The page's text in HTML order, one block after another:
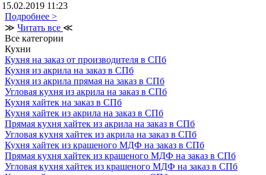
15.02.2019 11:23
Подробнее >
≫ Читать все ≪
Все категории
Кухни
Кухня на заказ от производителя в СПб
Кухня из акрила на заказ в СПб
Кухня из акрила прямая на заказ в СПб
Угловая кухня из акрила на заказ в СПб
Кухня хайтек на заказ в СПб
Кухня хайтек из акрила на заказ в СПб
Прямая кухня хайтек из акрила на заказ в СПб
Угловая кухня хайтек из акрила на заказ в СПб
Кухня хайтек из крашеного МДФ на заказ в СПб
Прямая кухня хайтек из крашеного МДФ на заказ в СПб
Угловая кухня хайтек из крашеного МДФ на заказ в СПб